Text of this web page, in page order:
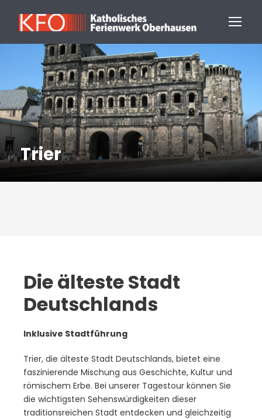
Trier
Die älteste Stadt
Deutschlands
Inklusive Stadtführung
Trier, die älteste Stadt Deutschlands, bietet eine
faszinierende Mischung aus Geschichte, Kultur und
römischem Erbe. Bei unserer Tagestour können Sie
die wichtigsten Sehenswürdigkeiten dieser
traditionsreichen Stadt entdecken und gleichzeitig